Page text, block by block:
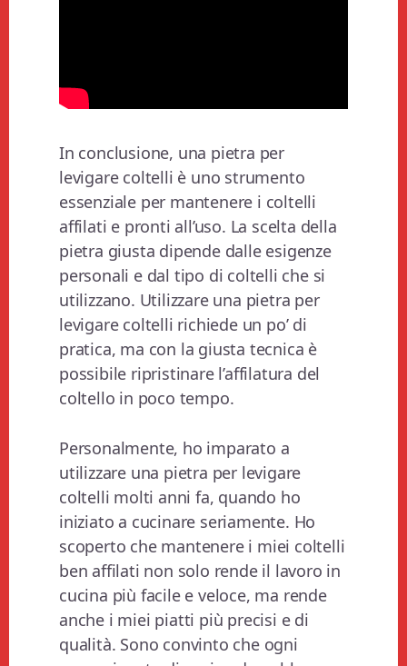
In conclusione, una pietra per
levigare coltelli è uno strumento
essenziale per mantenere i coltelli
affilati e pronti all’uso. La scelta della
pietra giusta dipende dalle esigenze
personali e dal tipo di coltelli che si
utilizzano. Utilizzare una pietra per
levigare coltelli richiede un po’ di
pratica, ma con la giusta tecnica è
possibile ripristinare l’affilatura del
coltello in poco tempo.
Personalmente, ho imparato a
utilizzare una pietra per levigare
coltelli molti anni fa, quando ho
iniziato a cucinare seriamente. Ho
scoperto che mantenere i miei coltelli
ben affilati non solo rende il lavoro in
cucina più facile e veloce, ma rende
anche i miei piatti più precisi e di
qualità. Sono convinto che ogni